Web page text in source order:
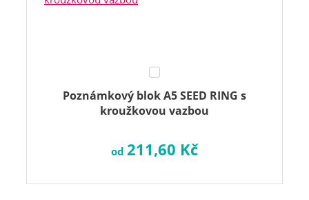
Poznámkový blok A5 SEED RING s
kroužkovou vazbou
od 211,60 Kč